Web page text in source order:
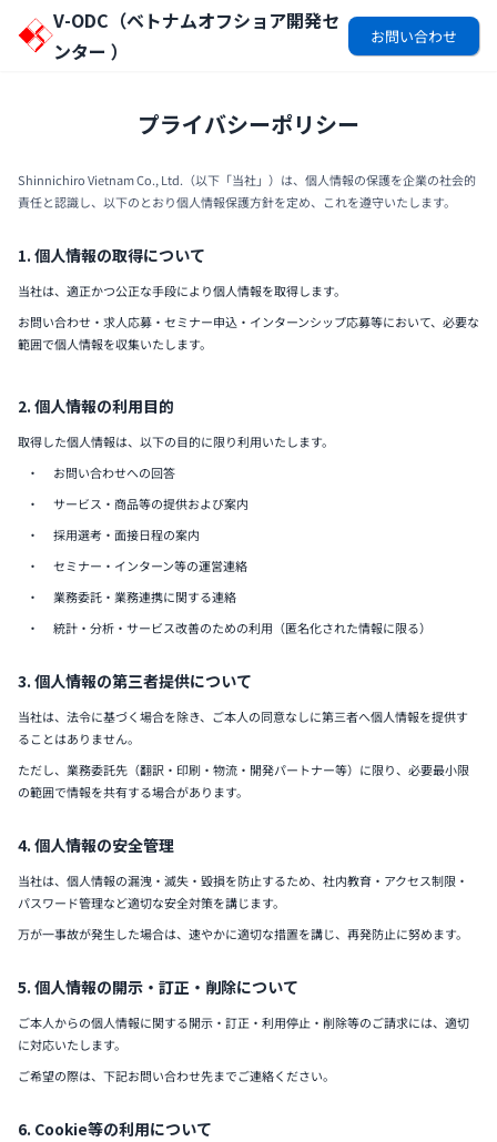
V-ODC（ベトナムオフショア開発セ
ンター ）
お問い合わせ
プライバシーポリシー
Shinnichiro Vietnam Co., Ltd.（以下「当社」）は、個人情報の保護を企業の社会的
責任と認識し、以下のとおり個人情報保護方針を定め、これを遵守いたします。
1. 個人情報の取得について
当社は、適正かつ公正な手段により個人情報を取得します。
お問い合わせ・求人応募・セミナー申込・インターンシップ応募等において、必要な
範囲で個人情報を収集いたします。
2. 個人情報の利用目的
取得した個人情報は、以下の目的に限り利用いたします。
お問い合わせへの回答
サービス・商品等の提供および案内
採用選考・面接日程の案内
セミナー・インターン等の運営連絡
業務委託・業務連携に関する連絡
統計・分析・サービス改善のための利用（匿名化された情報に限る）
3. 個人情報の第三者提供について
当社は、法令に基づく場合を除き、ご本人の同意なしに第三者へ個人情報を提供す
ることはありません。
ただし、業務委託先（翻訳・印刷・物流・開発パートナー等）に限り、必要最小限
の範囲で情報を共有する場合があります。
4. 個人情報の安全管理
当社は、個人情報の漏洩・滅失・毀損を防止するため、社内教育・アクセス制限・
パスワード管理など適切な安全対策を講じます。
万が一事故が発生した場合は、速やかに適切な措置を講じ、再発防止に努めます。
5. 個人情報の開示・訂正・削除について
ご本人からの個人情報に関する開示・訂正・利用停止・削除等のご請求には、適切
に対応いたします。
ご希望の際は、下記お問い合わせ先までご連絡ください。
6. Cookie等の利用について